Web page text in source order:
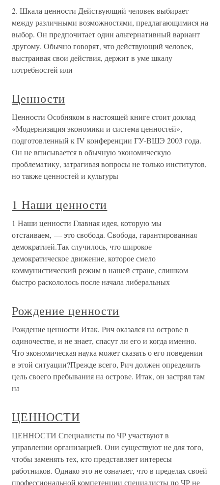
2. Шкала ценности Действующий человек выбирает
между различными возможностями, предлагающимися на
выбор. Он предпочитает один альтернативный вариант
другому. Обычно говорят, что действующий человек,
выстраивая свои действия, держит в уме шкалу
потребностей или
Ценности
Ценности Особняком в настоящей книге стоит доклад
«Модернизация экономики и система ценностей»,
подготовленный к IV конференции ГУ-ВШЭ 2003 года.
Он не вписывается в обычную экономическую
проблематику, затрагивая вопросы не только институтов,
но также ценностей и культуры
1 Наши ценности
1 Наши ценности Главная идея, которую мы
отстаиваем, — это свобода. Свобода, гарантированная
демократией.Так случилось, что широкое
демократическое движение, которое смело
коммунистический режим в нашей стране, слишком
быстро раскололось после начала либеральных
Рождение ценности
Рождение ценности Итак, Рич оказался на острове в
одиночестве, и не знает, спасут ли его и когда именно.
Что экономическая наука может сказать о его поведении
в этой ситуации?Прежде всего, Рич должен определить
цель своего пребывания на острове. Итак, он застрял там
на
ЦЕННОСТИ
ЦЕННОСТИ Специалисты по ЧР участвуют в
управлении организацией. Они существуют не для того,
чтобы заменять тех, кто представляет интересы
работников. Однако это не означает, что в пределах своей
профессиональной компетенции специалисты по ЧР не